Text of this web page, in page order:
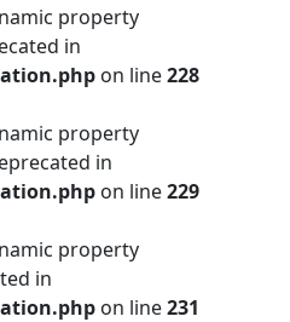
property
in
on line228
property
in
on line229
property
in
on line231